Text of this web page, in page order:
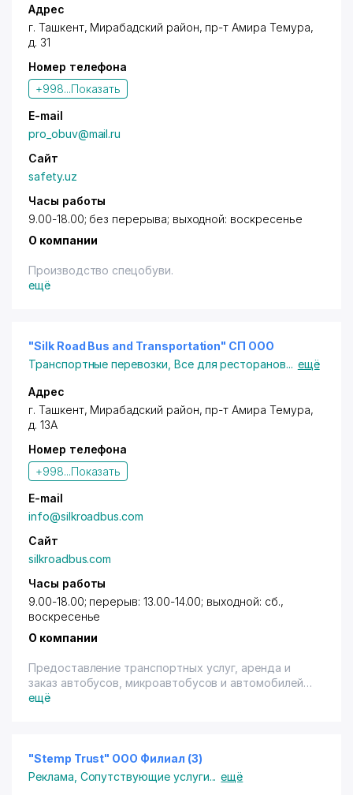
Ташкенте. Большой спектр услуг.
Необременительный сервис. Днем купание, вечером
ресторан. Детская площадка. Модные во всем
cocktails - Rich menu - Music
Имеется терминал.
Адрес
г. Ташкент, Мирабадский район, пр-т Амира Темура,
д. 31
Номер телефона
+998...Показать
E-mail
pro_obuv@mail.ru
Сайт
safety.uz
Часы работы
9.00-18.00; без перерыва; выходной: воскресенье
О компании
Производство спецобуви.
ещё
"Silk Road Bus and Transportation" СП ООО
Транспортные перевозки Все для ресторанов... ещё
Адрес
г. Ташкент, Мирабадский район, пр-т Амира Темура,
д. 13А
Номер телефона
+998...Показать
E-mail
info@silkroadbus.com
Сайт
silkroadbus.com
Часы работы
9.00-18.00; перерыв: 13.00-14.00; выходной: сб.,
воскресенье
О компании
Предоставление транспортных услуг, аренда и
заказ автобусов, микроавтобусов и автомобилей
по Ташкенту и Узбекистану, оказание
автотранспортных средств, среди которых
легковые автомобили разной модификации, джипы,
микроавтобусы, мидиавтобусы и 12 новых
ещё
"Stemp Trust" OOО Филиал (3)
Реклама Сопутствующие услуги... ещё